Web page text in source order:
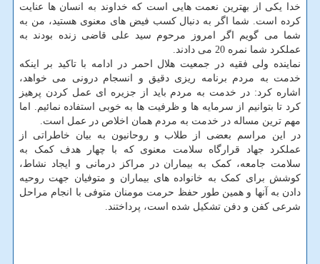
خدا یکی از بهترین نعمت هایی است که خداوند به انسان ها عنایت
کرده است. شما اگر به دنبال کسب فیض های معنوی هستید، من به
شما می گویم اگر امروز مرحوم سید علی قاضی زنده بودند به
عملکرد شما نمره 20 می دادند.
نماینده ولی فقیه در جمعیت هلال احمر در ادامه با تاکید بر اینکه
خدمت به مردم برنامه ریزی دقیق و انسجام درونی می خواهد،
اشاره کرد: در خدمت به مردم باید از جزیره ای عمل کردن پرهیز
کرد تا بتوانیم از سرمایه ها و ظرفیت ها به خوبی استفاده نمائیم. اما
مهم ترین مساله در خدمت به مردم همان اخلاص در عمل است.
در این مراسم بعضی از طلاب و روحانیون به بیان خاطراتی از
عملکرد جهاد قرارگاه سلامت معنوی که با چهار هدف کمک به
سلامت جامعه، کمک به بیماران در مراکز درمانی و ایجاد نشاط،
کوشش برای کمک به خانواده های بیماران و متوفیان جهت روحیه
دادن به آنها و همین طور حفظ حرمت مومنان متوفی با انجام مراحل
شرعی کفن و دفن تشکیل شده است، پرداختند.